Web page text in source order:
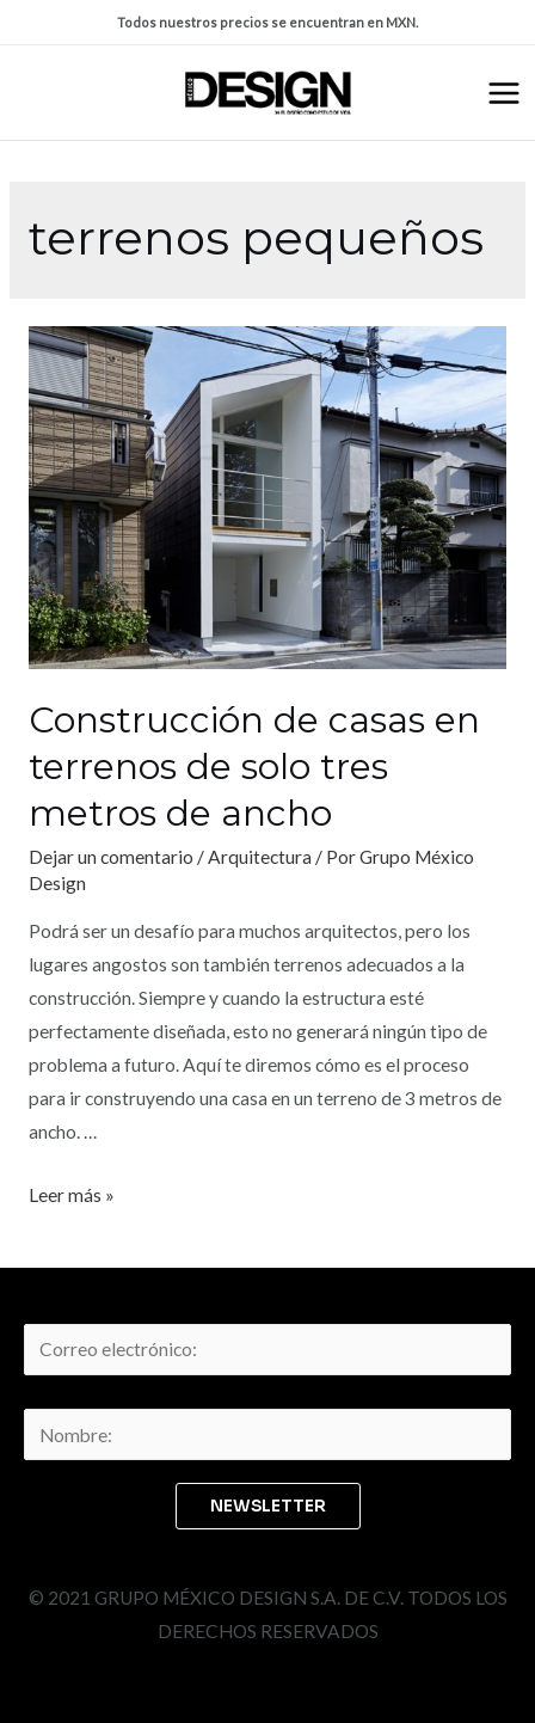
Todos nuestros precios se encuentran en MXN.
terrenos pequeños
Construcción de casas en
terrenos de solo tres
metros de ancho
Dejar un comentario /Arquitectura / PorGrupo México
Design
Podrá ser un desafío para muchos arquitectos, pero los
lugares angostos son también terrenos adecuados a la
construcción. Siempre y cuando la estructura esté
perfectamente diseñada, esto no generará ningún tipo de
problema a futuro. Aquí te diremos cómo es el proceso
para ir construyendo una casa en un terreno de 3 metros de
ancho. …
Leer más »
© 2021 GRUPO MÉXICO DESIGN S.A. DE C.V. TODOS LOS
DERECHOS RESERVADOS